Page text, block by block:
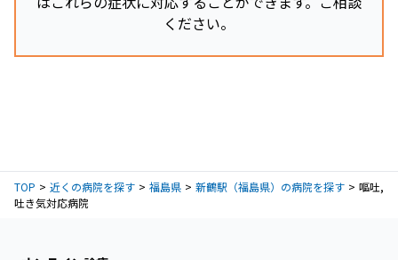
ください。
TOP 近くの病院を探す 福島県 新鶴駅（福島県）の病院を探す
嘔吐,
吐き気対応病院